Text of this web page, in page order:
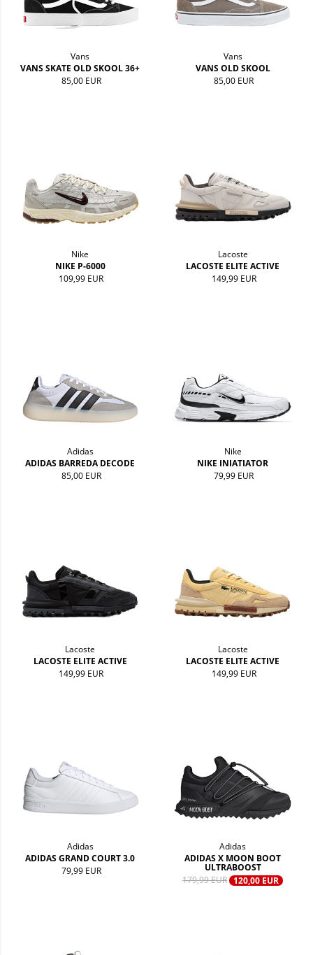
Vans
VANS SKATE OLD SKOOL 36+
85,00 EUR
Vans
VANS OLD SKOOL
85,00 EUR
Nike
NIKE P-6000
109,99 EUR
Lacoste
LACOSTE ELITE ACTIVE
149,99 EUR
Adidas
ADIDAS BARREDA DECODE
85,00 EUR
Nike
NIKE INIATIATOR
79,99 EUR
Lacoste
LACOSTE ELITE ACTIVE
149,99 EUR
Lacoste
LACOSTE ELITE ACTIVE
149,99 EUR
Adidas
ADIDAS GRAND COURT 3.0
79,99 EUR
Adidas
ADIDAS X MOON BOOT
ULTRABOOST
179,99 EUR 120,00 EUR